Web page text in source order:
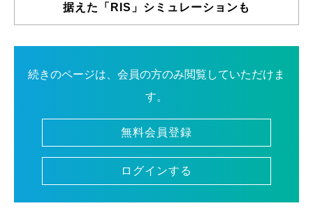
据えた「RIS」シミュレーションも
続きのページは、会員の方のみ閲覧していただけま
す。
無料会員登録
ログインする